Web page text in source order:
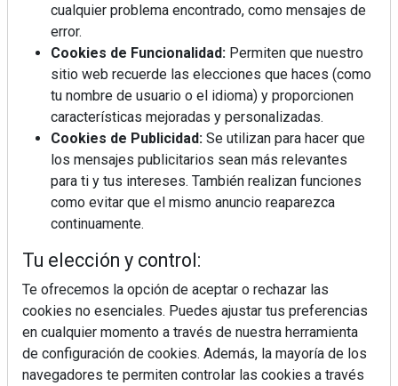
Colágeno, vitamina C y otros activos ¿son más
efectivos en la piel o en suplementos orales?
cualquier problema encontrado, como mensajes de
error.
Cookies de Funcionalidad: Permiten que nuestro
sitio web recuerde las elecciones que haces (como
tu nombre de usuario o el idioma) y proporcionen
características mejoradas y personalizadas.
Cookies de Publicidad: Se utilizan para hacer que
los mensajes publicitarios sean más relevantes
para ti y tus intereses. También realizan funciones
como evitar que el mismo anuncio reaparezca
continuamente.
Tu elección y control:
Te ofrecemos la opción de aceptar o rechazar las
cookies no esenciales. Puedes ajustar tus preferencias
en cualquier momento a través de nuestra herramienta
de configuración de cookies. Además, la mayoría de los
navegadores te permiten controlar las cookies a través